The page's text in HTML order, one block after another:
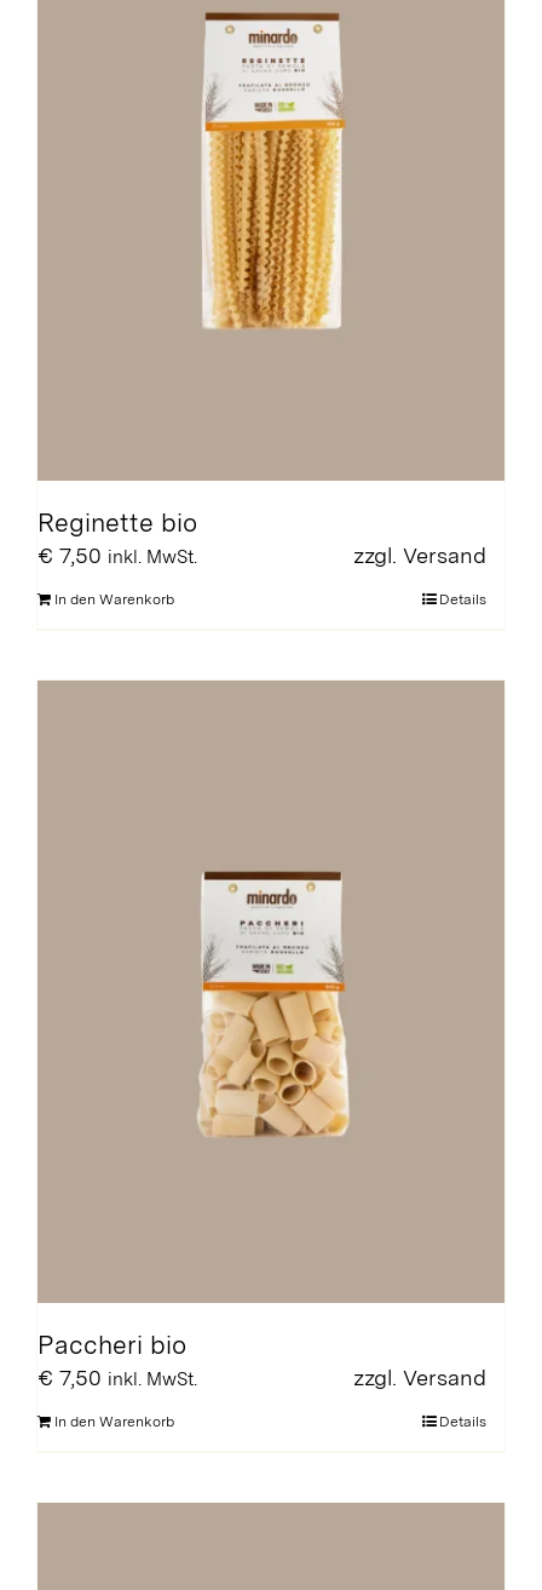
Reginette bio
€ 7,50 inkl. MwSt. zzgl. Versand
In den Warenkorb Details
Paccheri bio
€ 7,50 inkl. MwSt. zzgl. Versand
In den Warenkorb Details